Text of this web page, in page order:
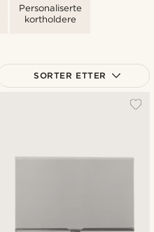
Personaliserte
kortholdere
SORTER ETTER